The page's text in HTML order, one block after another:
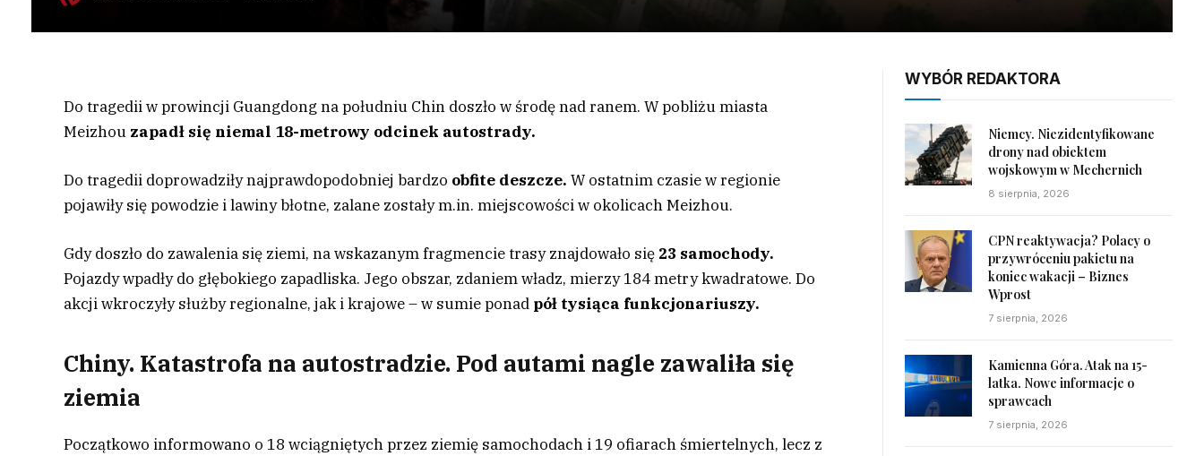
Do tragedii w prowincji Guangdong na południu Chin doszło w środę nad ranem. W pobliżu miasta
Meizhou zapadł się niemal 18-metrowy odcinek autostrady.
Do tragedii doprowadziły najprawdopodobniej bardzo obfite deszcze. W ostatnim czasie w regionie
pojawiły się powodzie i lawiny błotne, zalane zostały m.in. miejscowości w okolicach Meizhou.
Gdy doszło do zawalenia się ziemi, na wskazanym fragmencie trasy znajdowało się 23 samochody.
Pojazdy wpadły do głębokiego zapadliska. Jego obszar, zdaniem władz, mierzy 184 metry kwadratowe. Do
akcji wkroczyły służby regionalne, jak i krajowe – w sumie ponad pół tysiąca funkcjonariuszy.
Chiny. Katastrofa na autostradzie. Pod autami nagle zawaliła się
ziemia
Początkowo informowano o 18 wciągniętych przez ziemię samochodach i 19 ofiarach śmiertelnych, lecz z
WYBÓR REDAKTORA
Niemcy. Niezidentyfikowane
drony nad obiektem
wojskowym w Mechernich
8 sierpnia, 2026
CPN reaktywacja? Polacy o
przywróceniu pakietu na
koniec wakacji – Biznes
Wprost
7 sierpnia, 2026
Kamienna Góra. Atak na 15-
latka. Nowe informacje o
sprawcach
7 sierpnia, 2026